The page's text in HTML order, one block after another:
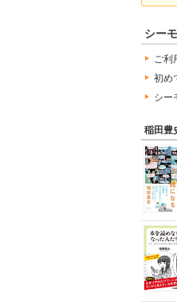
シー
ご利
初め
シー
稲田豊